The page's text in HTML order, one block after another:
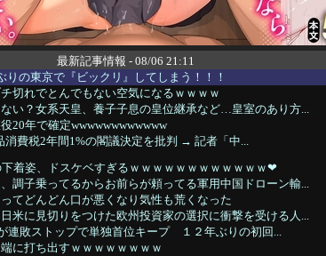
最新記事情報 - 08/06 21:11
りの東京で『ビックリ』してしまう！！！
切れでとんでもない空気になるｗｗｗｗ
い？女系天皇、養子子息の皇位継承など…皇室のあり方...
20年で確定wwwwwwwwwwww
消費税2年間1%の閣議決定を批判 → 記者「中...
下着姿、ドスケベすぎるｗｗｗｗｗｗｗｗｗｗｗｗ❤
調子乗ってるからお前らが頼ってる軍用中国ドローン輸...
てどんどん口が悪くなり気性も荒くなった
米に見切りをつけた欧州投資家の選択に衝撃を受ける人...
連敗ストップで単独首位キープ １２年ぶりの初回...
に打ち出すｗｗｗｗｗｗｗｗ